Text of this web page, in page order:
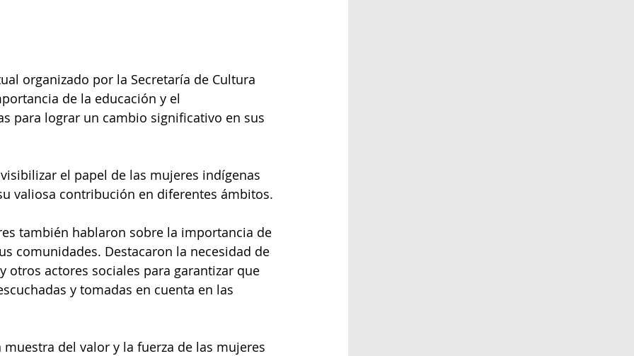
organizado por la Secretaría de Cultura
de la educación y el
para lograr un cambio significativo en sus
el papel de las mujeres indígenas
valiosa contribución en diferentes ámbitos.
también hablaron sobre la importancia de
comunidades. Destacaron la necesidad de
actores sociales para garantizar que
y tomadas en cuenta en las
del valor y la fuerza de las mujeres